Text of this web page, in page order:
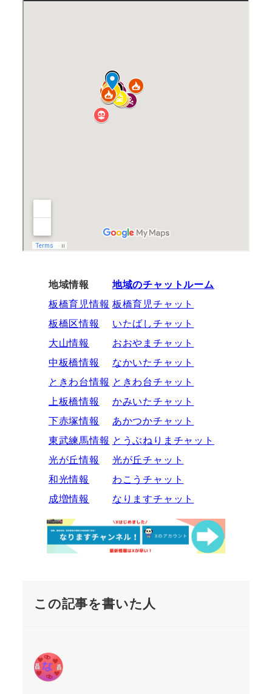
地域情報
地域のチャットルーム
板橋育児情報 板橋育児チャット
板橋区情報
いたばしチャット
大山情報
おおやまチャット
中板橋情報
なかいたチャット
ときわ台情報 ときわ台チャット
上板橋情報
かみいたチャット
下赤塚情報
あかつかチャット
東武練馬情報 とうぶねりまチャット
光が丘情報
光が丘チャット
和光情報
わこうチャット
成増情報
なりますチャット
この記事を書いた人